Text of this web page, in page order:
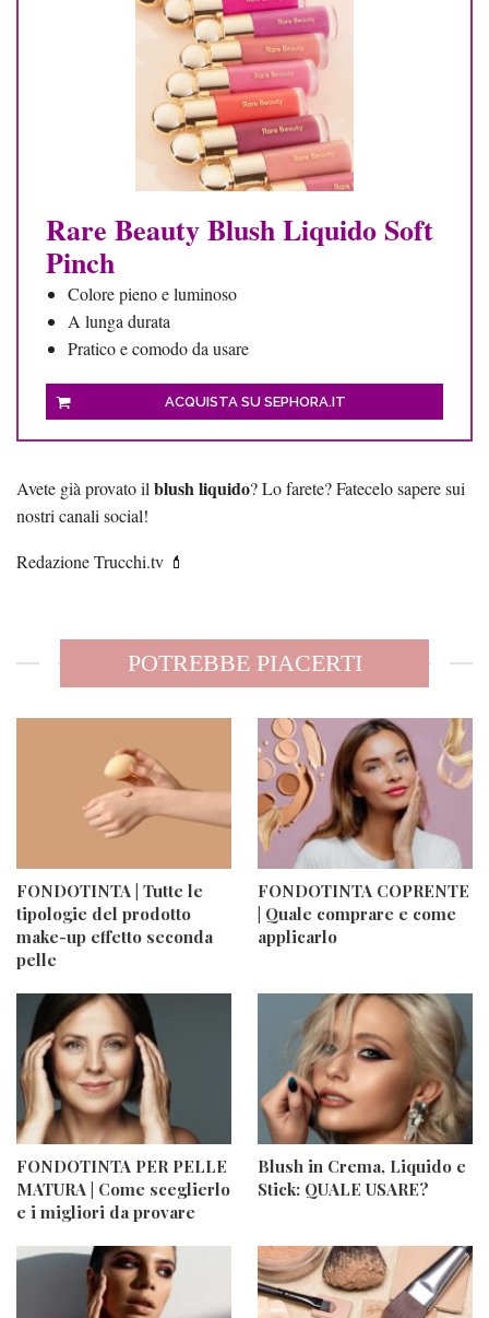
Rare Beauty Blush Liquido Soft
Pinch
Colore pieno e luminoso
A lunga durata
Pratico e comodo da usare
ACQUISTA SU SEPHORA.IT
Avete già provato ilblush liquido? Lo farete? Fatecelo sapere sui
nostri canali social!
Redazione Trucchi.tv 💄
POTREBBE PIACERTI
FONDOTINTA | Tutte le
tipologie del prodotto
make-up effetto seconda
pelle
FONDOTINTA COPRENTE
| Quale comprare e come
applicarlo
FONDOTINTA PER PELLE
MATURA | Come sceglierlo
e i migliori da provare
Blush in Crema, Liquido e
Stick: QUALE USARE?